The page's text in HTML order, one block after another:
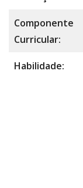
Componente
Curricular:
Habilidade: